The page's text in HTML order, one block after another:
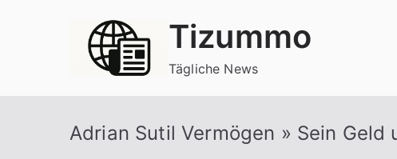
Tizummo
Tägliche News
Adrian Sutil Vermögen » Sein Geld